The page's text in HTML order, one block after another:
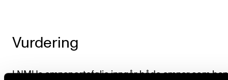
Vurdering
I NMHs emneportefølje inngår både emner som